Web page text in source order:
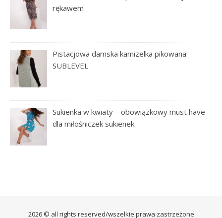
rękawem
Pistacjowa damska kamizelka pikowana
SUBLEVEL
Sukienka w kwiaty – obowiązkowy must have
dla miłośniczek sukienek
2026 © all rights reserved/wszelkie prawa zastrzeżone